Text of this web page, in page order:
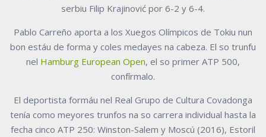
serbiu Filip Krajinović por 6-2 y 6-4.
Pablo Carreño aporta a los Xuegos Olímpicos de Tokiu nun
bon estáu de forma y coles medayes na cabeza. El so trunfu
nel Hamburg European Open, el so primer ATP 500,
confírmalo.
El deportista formáu nel Real Grupo de Cultura Covadonga
tenía como meyores trunfos na so carrera individual hasta la
fecha cinco ATP 250: Winston-Salem y Moscú (2016), Estoril